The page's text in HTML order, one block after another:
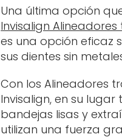
Una última opción
Invisalign
es una opción eficaz
sus dientes sin
Con los Alineadores
Invisalign, en su
bandejas lisas y
utilizan una fuerza